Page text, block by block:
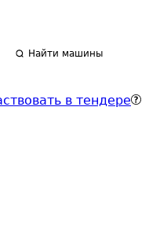
Найти машины
в тендере